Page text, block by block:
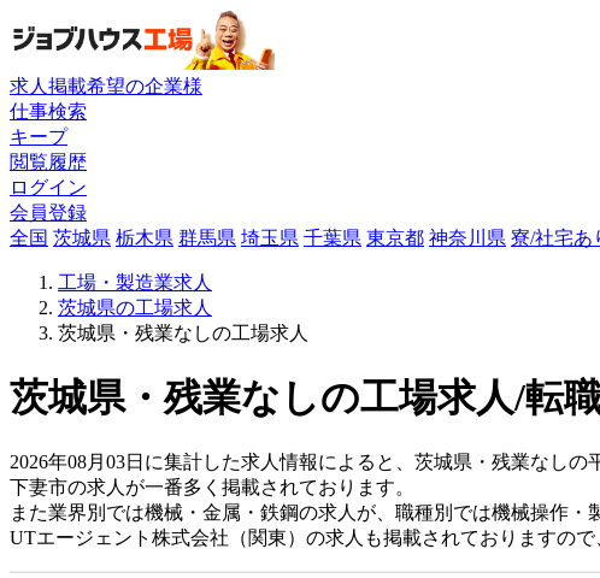
求人掲載希望の企業様
仕事検索
キープ
閲覧履歴
ログイン
会員登録
全国 茨城県 栃木県 群馬県 埼玉県 千葉県 東京都 神奈川県 寮/社宅あ
工場・製造業求人
茨城県の工場求人
茨城県・残業なしの工場求人
茨城県・残業なしの工場求人/転
2026年08月03日に集計した求人情報によると、茨城県・残業なし
下妻市の求人が一番多く掲載されております。
また業界別では機械・金属・鉄鋼の求人が、職種別では機械操作・
UTエージェント株式会社（関東）の求人も掲載されておりますの